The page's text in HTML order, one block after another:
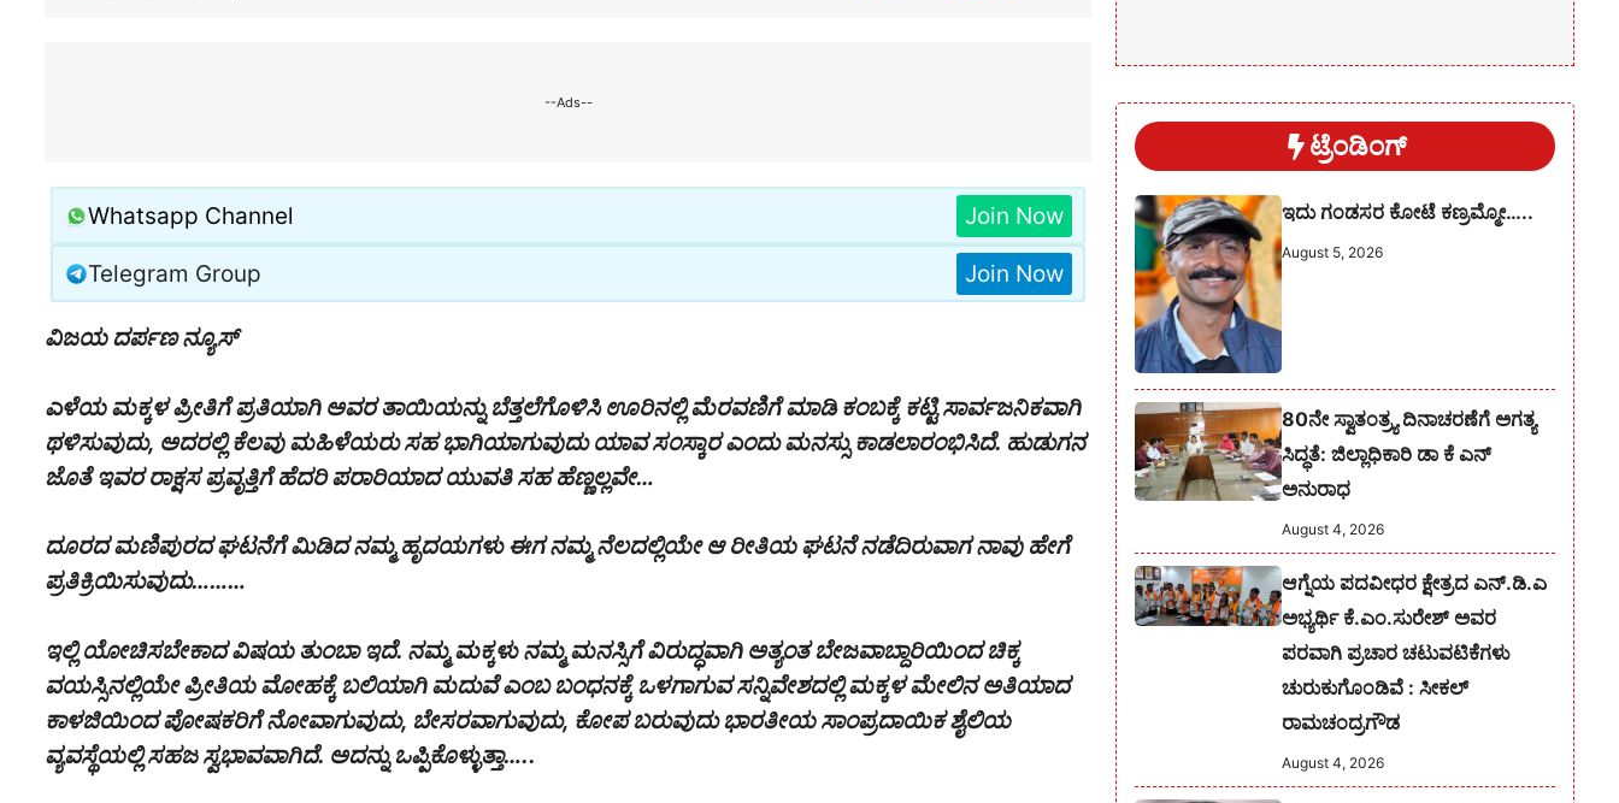
--Ads--
Whatsapp Channel Join Now
Telegram Group Join Now
ವಿಜಯ ದರ್ಪಣ ನ್ಯೂಸ್
ಎಳೆಯ ಮಕ್ಕಳ ಪ್ರೀತಿಗೆ ಪ್ರತಿಯಾಗಿ ಅವರ ತಾಯಿಯನ್ನು ಬೆತ್ತಲೆಗೊಳಿಸಿ ಊರಿನಲ್ಲಿ ಮೆರವಣಿಗೆ ಮಾಡಿ ಕಂಬಕ್ಕೆ ಕಟ್ಟಿ ಸಾರ್ವಜನಿಕವಾಗಿ
ಥಳಿಸುವುದು, ಅದರಲ್ಲಿ ಕೆಲವು ಮಹಿಳೆಯರು ಸಹ ಭಾಗಿಯಾಗುವುದು ಯಾವ ಸಂಸ್ಕಾರ ಎಂದು ಮನಸ್ಸು ಕಾಡಲಾರಂಭಿಸಿದೆ‌. ಹುಡುಗನ
ಜೊತೆ ಇವರ ರಾಕ್ಷಸ ಪ್ರವೃತ್ತಿಗೆ ಹೆದರಿ ಪರಾರಿಯಾದ ಯುವತಿ ಸಹ ಹೆಣ್ಣಲ್ಲವೇ…
ದೂರದ ಮಣಿಪುರದ ಘಟನೆಗೆ ಮಿಡಿದ ನಮ್ಮ ಹೃದಯಗಳು‌ ಈಗ ನಮ್ಮ ನೆಲದಲ್ಲಿಯೇ ಆ ರೀತಿಯ ಘಟನೆ ನಡೆದಿರುವಾಗ ನಾವು ಹೇಗೆ
ಪ್ರತಿಕ್ರಿಯಿಸುವುದು………
ಇಲ್ಲಿ ಯೋಚಿಸಬೇಕಾದ ವಿಷಯ ತುಂಬಾ ಇದೆ. ನಮ್ಮ ಮಕ್ಕಳು ನಮ್ಮ ಮನಸ್ಸಿಗೆ ವಿರುದ್ಧವಾಗಿ ಅತ್ಯಂತ ಬೇಜವಾಬ್ದಾರಿಯಿಂದ ಚಿಕ್ಕ
ವಯಸ್ಸಿನಲ್ಲಿಯೇ ಪ್ರೀತಿಯ ಮೋಹಕ್ಕೆ ಬಲಿಯಾಗಿ ಮದುವೆ ಎಂಬ ಬಂಧನಕ್ಕೆ ಒಳಗಾಗುವ ಸನ್ನಿವೇಶದಲ್ಲಿ ಮಕ್ಕಳ ಮೇಲಿನ ಅತಿಯಾದ
ಕಾಳಜಿಯಿಂದ ಪೋಷಕರಿಗೆ ನೋವಾಗುವುದು, ಬೇಸರವಾಗುವುದು, ಕೋಪ ಬರುವುದು ಭಾರತೀಯ ಸಾಂಪ್ರದಾಯಿಕ ಶೈಲಿಯ
ವ್ಯವಸ್ಥೆಯಲ್ಲಿ ಸಹಜ ಸ್ವಭಾವವಾಗಿದೆ. ಅದನ್ನು ಒಪ್ಪಿಕೊಳ್ಳುತ್ತಾ…..
ಟ್ರೆಂಡಿಂಗ್
ಇದು ಗಂಡಸರ ಕೋಟೆ ಕಣ್ರಮ್ಮೋ…..
August 5, 2026
80ನೇ ಸ್ವಾತಂತ್ರ್ಯ ದಿನಾಚರಣೆಗೆ ಅಗತ್ಯ
ಸಿದ್ಧತೆ: ಜಿಲ್ಲಾಧಿಕಾರಿ ಡಾ ಕೆ ಎನ್
ಅನುರಾಧ
August 4, 2026
ಆಗ್ನೆಯ ಪದವೀಧರ ಕ್ಷೇತ್ರದ ಎನ್.ಡಿ.ಎ
ಅಭ್ಯರ್ಥಿ ಕೆ.ಎಂ.ಸುರೇಶ್‌ ಅವರ
ಪರವಾಗಿ ಪ್ರಚಾರ ಚಟುವಟಿಕೆಗಳು
ಚುರುಕುಗೊಂಡಿವೆ : ಸೀಕಲ್
ರಾಮಚಂದ್ರಗೌಡ
August 4, 2026